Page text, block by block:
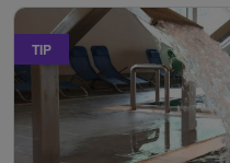
TIP